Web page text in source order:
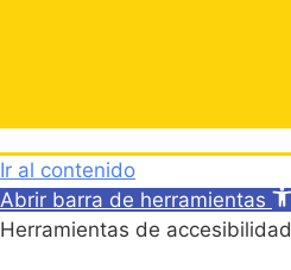
Ir al contenido
Abrir barra de herramientas
Herramientas de accesibilidad